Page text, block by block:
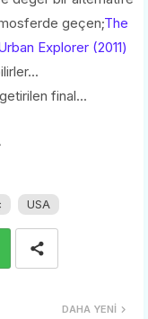
geçen;The
Explorer (2011)
final...
USA
DAHA YENI